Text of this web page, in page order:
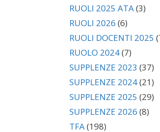
RUOLI 2025 ATA(3)
RUOLI 2026 (6)
RUOLI DOCENTI 2025
RUOLO 2024(7)
SUPPLENZE 2023 (37)
SUPPLENZE 2024(21)
SUPPLENZE 2025 (29)
SUPPLENZE 2026 (8)
TFA(198)